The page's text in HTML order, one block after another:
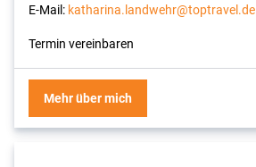
E-Mail: katharina.landwehr@toptravel.de
Termin vereinbaren
Mehr über mich